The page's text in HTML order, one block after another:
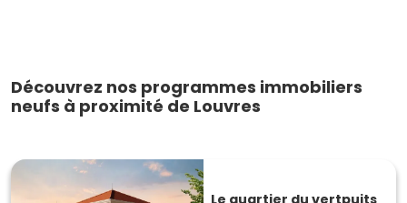
Découvrez nos programmes immobiliers
neufs à proximité de Louvres
Le quartier du vertpuits